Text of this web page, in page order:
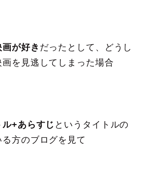
画が好き だったとして、どうし
を見逃してしまった場合
+あらすじ というタイトルの
方のブログを見て